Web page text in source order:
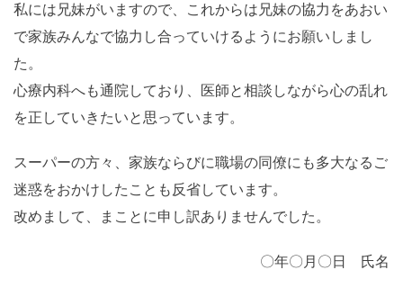
私には兄妹がいますので、これからは兄妹の協力をあおい
で家族みんなで協力し合っていけるようにお願いしまし
た。
心療内科へも通院しており、医師と相談しながら心の乱れ
を正していきたいと思っています。
スーパーの方々、家族ならびに職場の同僚にも多大なるご
迷惑をおかけしたことも反省しています。
改めまして、まことに申し訳ありませんでした。
〇年〇月〇日 氏名